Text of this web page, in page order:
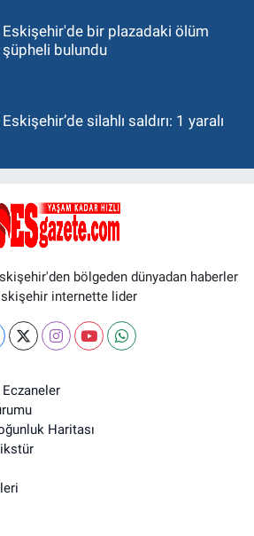
Eskişehir'de bir plazadaki ölüm
şüpheli bulundu
Eskişehir’de silahlı saldırı: 1 yaralı
bölgeden dünyadan haberler
internette lider
Haritası